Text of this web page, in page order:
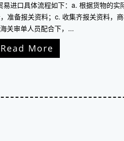
进口具体流程如下：a. 根据货物的实
准备报关资料；c. 收集齐报关资料，
关审单人员配合下，...
Read More